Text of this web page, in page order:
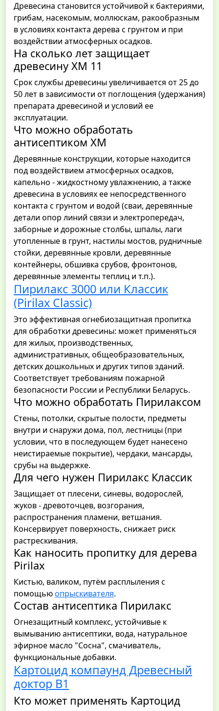
Древесина становится устойчивой к бактериями,
грибам, насекомым, моллюскам, ракообразным
в условиях контакта дерева с грунтом и при
воздействии атмосферных осадков.
На сколько лет защищает
древесину ХМ 11
Срок службы древесины увеличивается от 25 до
50 лет в зависимости от поглощения (удержания)
препарата древесиной и условий ее
эксплуатации.
Что можно обработать
антисептиком ХМ
Деревянные конструкции, которые находится
под воздействием атмосферных осадков,
капельно - жидкостному увлажнению, а также
древесина в условиях ее непосредственного
контакта с грунтом и водой (сваи, деревянные
детали опор линий связи и электропередач,
заборные и дорожные столбы, шпалы, лаги
утопленные в грунт, настилы мостов, рудничные
стойки, деревянные кровли, деревянные
контейнеры, обшивка срубов, фронтонов,
деревянные элементы теплиц и т.п.).
Пирилакс 3000 или Классик
(Pirilax Сlassic)
Это эффективная огнебиозащитная пропитка
для обработки древесины: может применяться
для жилых, производственных,
административных, общеобразовательных,
детских дошкольных и других типов зданий.
Соответствует требованиям пожарной
безопасности России и Республики Беларусь.
Что можно обработать Пирилаксом
Стены, потолки, скрытые полости, предметы
внутри и снаружи дома, пол, лестницы (при
условии, что в последующем будет нанесено
неистираемые покрытие), чердаки, мансарды,
срубы на выдержке.
Для чего нужен Пирилакс Классик
Защищает от плесени, синевы, водорослей,
жуков - древоточцев, возгорания,
распространения пламени, ветшания.
Консервирует поверхность, снижает риск
растрескивания.
Как наносить пропитку для дерева
Pirilax
Кистью, валиком, путём расплыления с
помощьюопрыскивателя.
Состав антисептика Пирилакс
Огнезащитный комплекс, устойчивые к
вымыванию антисептики, вода, натуральное
эфирное масло "Сосна", смачиватель,
функциональные добавки.
Картоцид компаунд Древесный
доктор В1
Кто может применять Картоцид